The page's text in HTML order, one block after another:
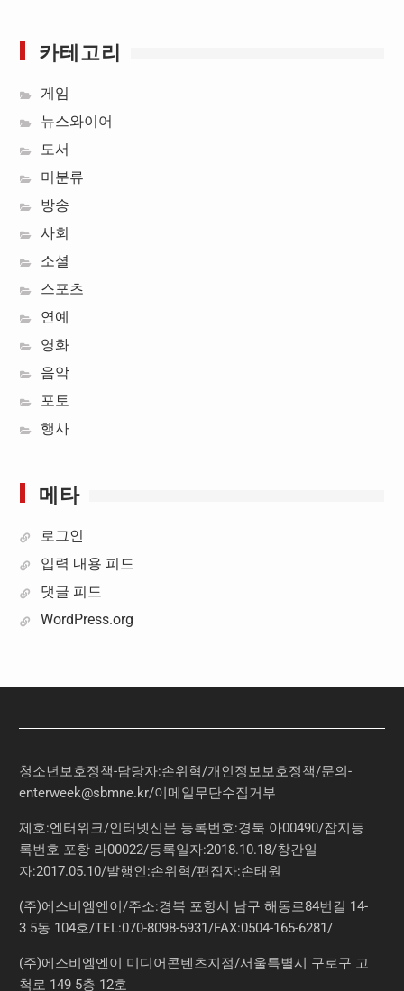
카테고리
게임
뉴스와이어
도서
미분류
방송
사회
소셜
스포츠
연예
영화
음악
포토
행사
메타
로그인
입력 내용 피드
댓글 피드
WordPress.org
청소년보호정책-담당자:손위혁/개인정보보호정책/문의-
enterweek@sbmne.kr/이메일무단수집거부
제호:엔터위크/인터넷신문 등록번호:경북 아00490/잡지등
록번호 포항 라00022/등록일자:2018.10.18/창간일
자:2017.05.10/발행인:손위혁/편집자:손태원
(주)에스비엠엔이/주소:경북 포항시 남구 해동로84번길 14-
3 5동 104호/TEL:070-8098-5931/FAX:0504-165-6281/
(주)에스비엠엔이 미디어콘텐츠지점/서울특별시 구로구 고
척로 149 5층 12호